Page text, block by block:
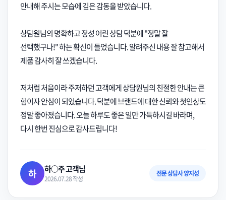
안내해 주시는 모습에 깊은 감동을 받았습니다.
상담원님의 명확하고 정성 어린 상담 덕분에 "정말 잘
선택했구나!" 하는 확신이 들었습니다. 알려주신 내용 잘 참고해서
제품 감사히 잘 쓰겠습니다.
저처럼 처음이라 주저하던 고객에게 상담원님의 친절한 안내는 큰
힘이자 안심이 되었습니다. 덕분에 브랜드에 대한 신뢰와 첫인상도
정말 좋아졌습니다. 오늘 하루도 좋은 일만 가득하시길 바라며,
다시 한번 진심으로 감사드립니다!
하 하○주 고객님
2026.07.28 작성
전문 상담사 양지성